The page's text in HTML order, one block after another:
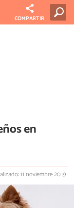
COMPARTIR
en
11 noviembre 2019